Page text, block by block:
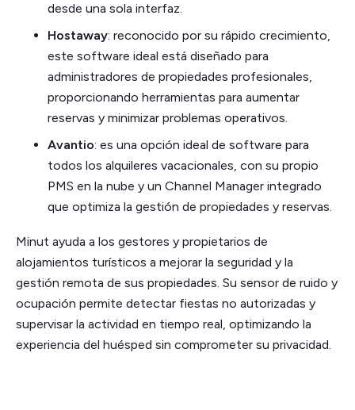
desde una sola interfaz.
Hostaway: reconocido por su rápido crecimiento,
este software ideal está diseñado para
administradores de propiedades profesionales,
proporcionando herramientas para aumentar
reservas y minimizar problemas operativos.
Avantio: es una opción ideal de software para
todos los alquileres vacacionales, con su propio
PMS en la nube y un Channel Manager integrado
que optimiza la gestión de propiedades y reservas.
Minut ayuda a los gestores y propietarios de
alojamientos turísticos a mejorar la seguridad y la
gestión remota de sus propiedades. Su sensor de ruido y
ocupación permite detectar fiestas no autorizadas y
supervisar la actividad en tiempo real, optimizando la
experiencia del huésped sin comprometer su privacidad.